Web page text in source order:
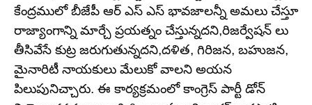
కేంద్రములో బీజేపీ ఆర్ ఎస్ ఎస్ భావజాలన్నీ అమలు చేస్తూ
రాజ్యాంగాన్ని మార్చే ప్రయత్నం చేస్తున్నదని,రిజర్వేషన్ లు
తీసివేసే కుట్ర జరుగుతున్నదని,దళిత, గిరిజన, బహుజన,
మైనారిటీ నాయకులు మేలుకో వాలని అయన
పిలుపునిచ్చారు. ఈ కార్యక్రమంలో కాంగ్రెస్ పార్టీ డోన్